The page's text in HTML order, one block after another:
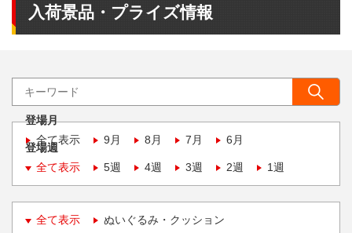
入荷景品・プライズ情報
登場月
全て表示
9月 8月 7月 6月
登場週
全て表示
5週 4週 3週 2週 1週
全て表示 ぬいぐるみ・クッション